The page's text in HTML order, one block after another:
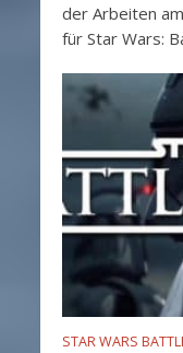
der Arbeiten
für Star Wars:
STAR WARS